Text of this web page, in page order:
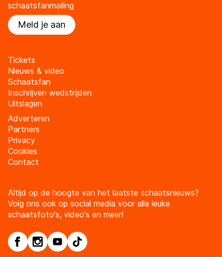
schaatsfanmailing
Meld je aan
Tickets
Nieuws & video
Schaatsfan
Inschrijven wedstrijden
Uitslagen
Adverteren
Partners
Privacy
Cookies
Contact
Altijd op de hoogte van het laatste schaatsnieuws?
Volg ons ook op social media voor alle leuke
schaatsfoto's, video's en meer!